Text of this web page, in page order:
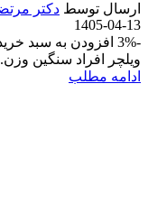
ارسال توسط دکتر
1405-04-13
-3% افزودن به سبد
ویلچر افراد سنگین
ادامه مطلب